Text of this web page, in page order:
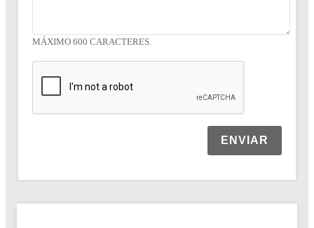
MÁXIMO 600 CARACTERES.
ENVIAR